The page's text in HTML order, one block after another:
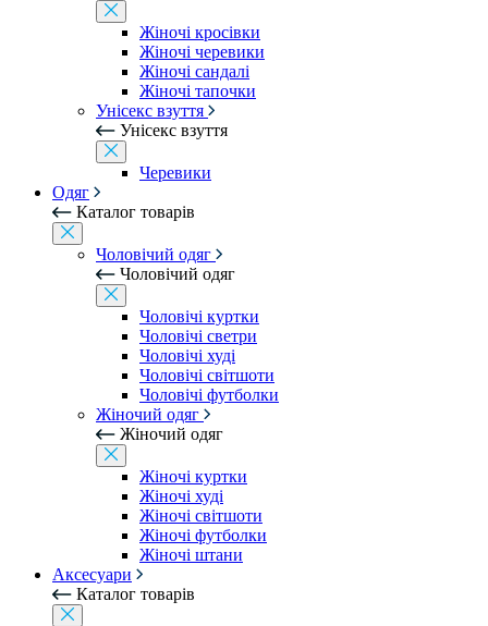
Жіночі кросівки
Жіночі черевики
Жіночі сандалі
Жіночі тапочки
Унісекс взуття
Унісекс взуття
Черевики
Одяг
Каталог товарів
Чоловічий одяг
Чоловічий одяг
Чоловічі куртки
Чоловічі светри
Чоловічі худі
Чоловічі світшоти
Чоловічі футболки
Жіночий одяг
Жіночий одяг
Жіночі куртки
Жіночі худі
Жіночі світшоти
Жіночі футболки
Жіночі штани
Аксесуари
Каталог товарів